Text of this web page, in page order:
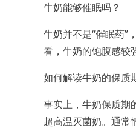
牛奶能够催眠吗？
牛奶并不是“催眠药”
看，牛奶的饱腹感较
如何解读牛奶的保质
事实上，牛奶保质期
超高温灭菌奶。通常